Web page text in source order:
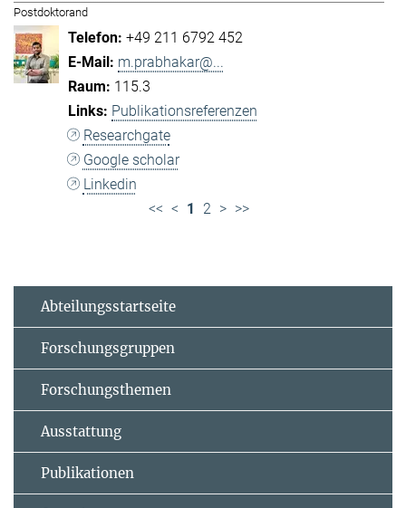
Postdoktorand
+49 211 6792 452
m.prabhakar@...
115.3
Publikationsreferenzen
Researchgate
Google scholar
Linkedin
<< < 1 2 > >>
Abteilungsstartseite
Forschungsgruppen
Forschungsthemen
Ausstattung
Publikationen